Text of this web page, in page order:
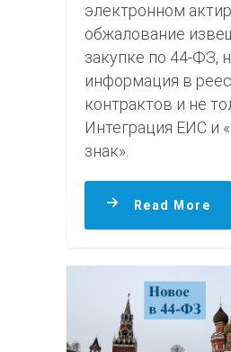
электронном
обжалование
закупке по 44-ФЗ,
информация в
контрактов и не
Интеграция ЕИС и
знак».
Read More